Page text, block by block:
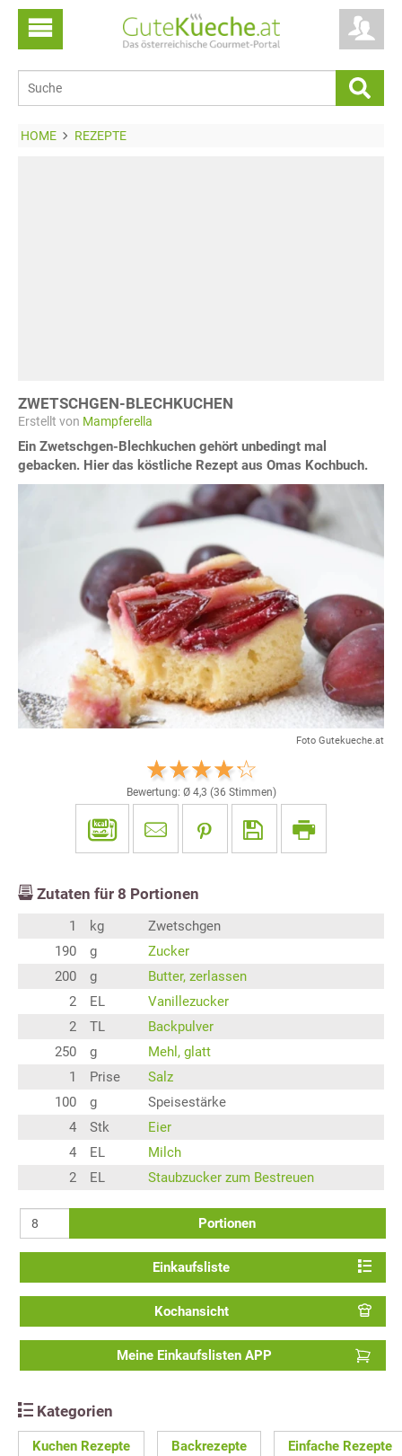
HOME REZEPTE
ZWETSCHGEN-BLECHKUCHEN
Erstellt von Mampferella
Ein Zwetschgen-Blechkuchen gehört unbedingt mal
gebacken. Hier das köstliche Rezept aus Omas Kochbuch.
Foto Gutekueche.at
Bewertung: Ø 4,3 (36 Stimmen)
Zutaten für 8 Portionen
1 kg
Zwetschgen
190
g
Zucker
200
g
Butter, zerlassen
2
EL
Vanillezucker
2
TL
Backpulver
250
g
Mehl, glatt
1
Prise
Salz
100
g
Speisestärke
4
Stk
Eier
4
EL
Milch
2
EL Staubzucker zum Bestreuen
Portionen
Einkaufsliste
Kochansicht
Meine Einkaufslisten APP
Kategorien
Kuchen Rezepte Backrezepte Einfache Rezepte